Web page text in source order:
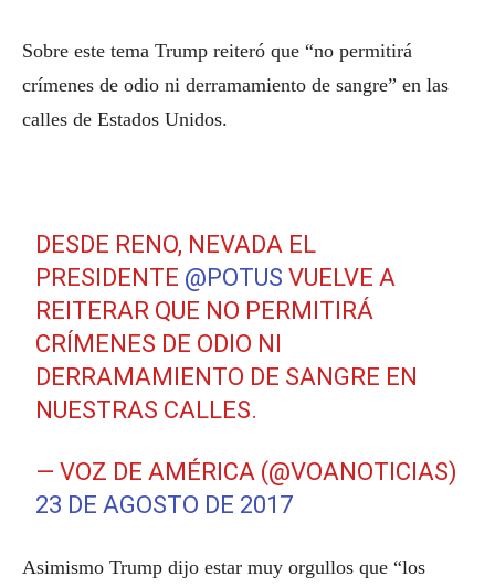
Sobre este tema Trump reiteró que “no permitirá
crímenes de odio ni derramamiento de sangre” en las
calles de Estados Unidos.
DESDE RENO, NEVADA EL
PRESIDENTE @POTUS VUELVE A
REITERAR QUE NO PERMITIRÁ
CRÍMENES DE ODIO NI
DERRAMAMIENTO DE SANGRE EN
NUESTRAS CALLES.
— VOZ DE AMÉRICA (@VOANOTICIAS)
23 DE AGOSTO DE 2017
Asimismo Trump dijo estar muy orgullos que “los